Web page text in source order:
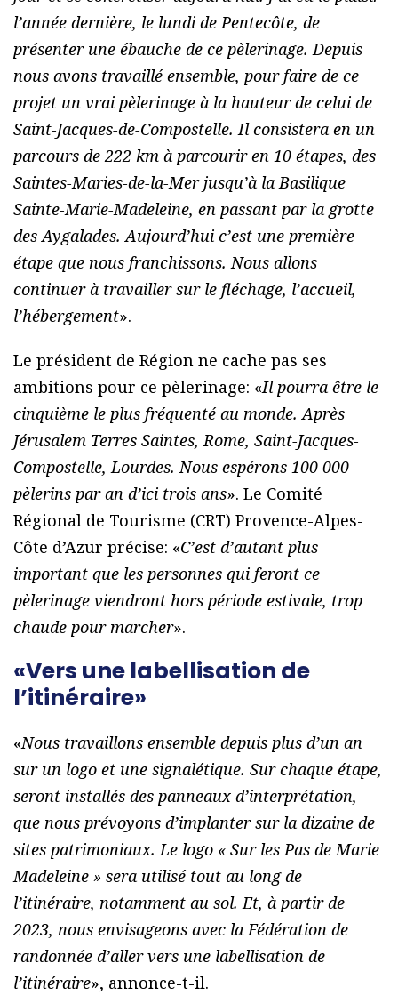
l’année dernière, le lundi de Pentecôte, de
présenter une ébauche de ce pèlerinage. Depuis
nous avons travaillé ensemble, pour faire de ce
projet un vrai pèlerinage à la hauteur de celui de
Saint-Jacques-de-Compostelle. Il consistera en un
parcours de 222 km à parcourir en 10 étapes, des
Saintes-Maries-de-la-Mer jusqu’à la Basilique
Sainte-Marie-Madeleine, en passant par la grotte
des Aygalades. Aujourd’hui c’est une première
étape que nous franchissons. Nous allons
continuer à travailler sur le fléchage, l’accueil,
l’hébergement».
Le président de Région ne cache pas ses
ambitions pour ce pèlerinage: «Il pourra être le
cinquième le plus fréquenté au monde. Après
Jérusalem Terres Saintes, Rome, Saint-Jacques-
Compostelle, Lourdes. Nous espérons 100 000
pèlerins par an d’ici trois ans». Le Comité
Régional de Tourisme (CRT) Provence-Alpes-
Côte d’Azur précise: «C’est d’autant plus
important que les personnes qui feront ce
pèlerinage viendront hors période estivale, trop
chaude pour marcher».
«Vers une labellisation de
l’itinéraire»
«Nous travaillons ensemble depuis plus d’un an
sur un logo et une signalétique. Sur chaque étape,
seront installés des panneaux d’interprétation,
que nous prévoyons d’implanter sur la dizaine de
sites patrimoniaux. Le logo « Sur les Pas de Marie
Madeleine » sera utilisé tout au long de
l’itinéraire, notamment au sol. Et, à partir de
2023, nous envisageons avec la Fédération de
randonnée d’aller vers une labellisation de
l’itinéraire», annonce-t-il.